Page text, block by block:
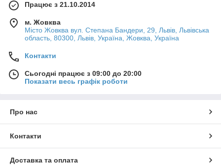
Працює з 21.10.2014
м. Жовква
Місто Жовква вул. Степана Бандери, 29, Львів, Львівська
область, 80300, Львів, Україна, Жовква, Україна
Контакти
Сьогодні працює з 09:00 до 20:00
Показати весь графік роботи
Про нас
Контакти
Доставка та оплата